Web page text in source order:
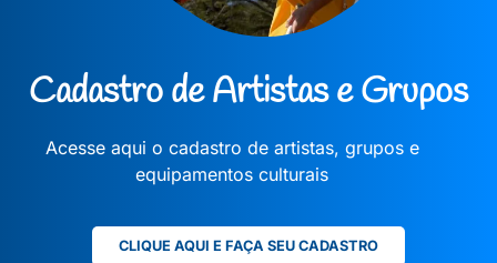
Cadastro de Artistas e Grupos
Acesse aqui o cadastro de artistas, grupos e
equipamentos culturais
CLIQUE AQUI E FAÇA SEU CADASTRO